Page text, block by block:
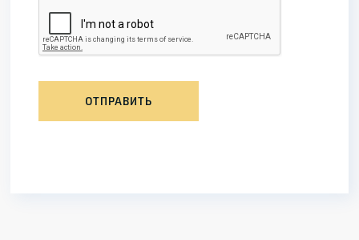
ОТПРАВИТЬ